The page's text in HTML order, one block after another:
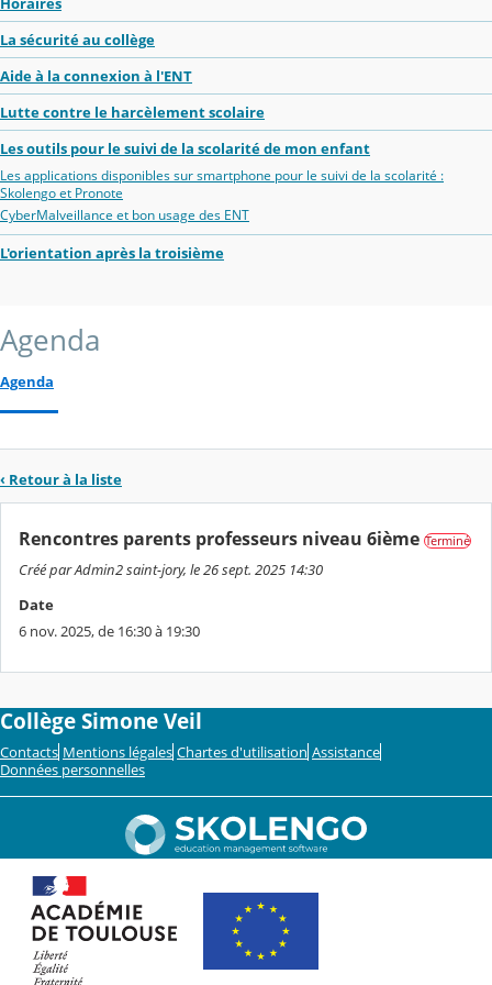
La sécurité au collège
Aide à la connexion à l'ENT
Lutte contre le harcèlement scolaire
Les outils pour le suivi de la scolarité de mon enfant
Les applications disponibles sur smartphone pour le suivi de la scolarité :
Skolengo et Pronote
CyberMalveillance et bon usage des ENT
L'orientation après la troisième
Agenda
Agenda
‹ Retour à la liste
Rencontres parents professeurs niveau 6ième Terminé
Créé par Admin2 saint-jory, le 26 sept. 2025 14:30
Date
6 nov. 2025, de 16:30 à 19:30
Collège Simone Veil
Contacts Mentions légales Chartes d'utilisation Assistance
Données personnelles